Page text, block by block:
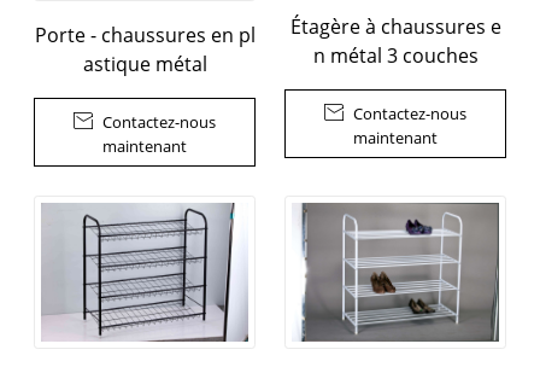
Porte - chaussures en pl
astique métal
 Contactez-nous
maintenant
Étagère à chaussures e
n métal 3 couches
 Contactez-nous
maintenant